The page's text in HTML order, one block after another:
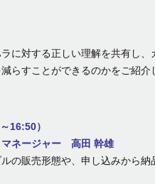
に対する正しい理解を共有し、
らすことができるのかをご紹介
16:50）
ネージャー 高田 幹雄
の販売形態や、申し込みから納